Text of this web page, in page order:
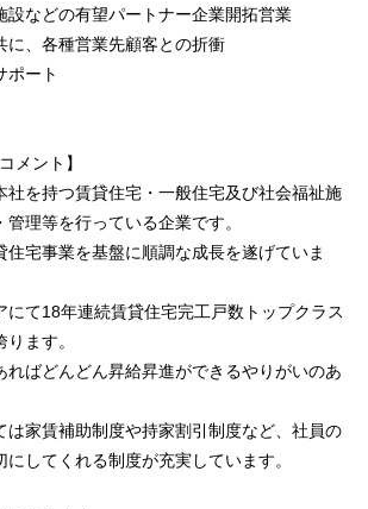
設などの有望パートナー企業開拓営業
に、各種営業先顧客との折衝
ポート
メント】
を持つ賃貸住宅・一般住宅及び社会福祉施
理等を行っている企業です。
住宅事業を基盤に順調な成長を遂げていま
にて18年連続賃貸住宅完工戸数トップクラス
ます。
ばどんどん昇給昇進ができるやりがいのあ
家賃補助制度や持家割引制度など、社員の
してくれる制度が充実しています。